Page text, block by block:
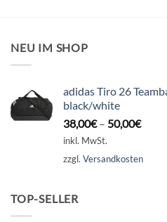
NEU IM SHOP
adidas Tiro 26
black/white
38,00€– 50,00€
inkl. MwSt.
zzgl. Versandkosten
TOP-SELLER